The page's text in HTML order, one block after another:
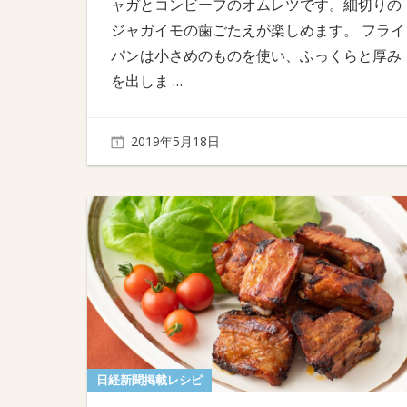
ャガとコンビーフのオムレツです。細切りの
ジャガイモの歯ごたえが楽しめます。 フライ
パンは小さめのものを使い、ふっくらと厚み
を出しま …
2019年5月18日
日経新聞掲載レシピ